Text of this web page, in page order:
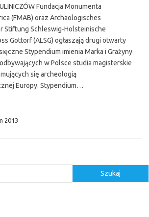
Fundacja Monumenta
(FMAB) oraz Archäologisches
Stiftung Schleswig-Holsteinische
Gottorf (ALSG) ogłaszają drugi otwarty
Stypendium imienia Marka i Grażyny
w Polsce studia magisterskie
się archeologią
Europy. Stypendium…
2013
Szukaj